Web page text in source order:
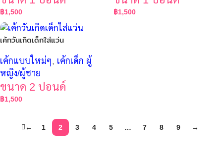
฿1,500 ฿1,500
เค้กวันเกิดเด็กใส่แว่น
เค้กแบบใหม่ๆ, เค้กเด็ก ผู้
หญิง/ผู้ชาย
ขนาด 2 ปอนด์
฿1,500
← 1 2 3 4 5 … 7 8 9 →